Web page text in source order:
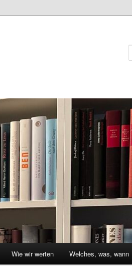
Wie wir werten Welches, was, wann